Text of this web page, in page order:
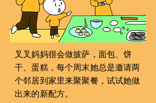
叉叉妈妈很会󠇢做披萨，面包、饼
干、蛋糕，每个󠇡周末她总是邀请两
个󠇡邻居到家里来聚聚餐，试试她做
出来的新配方。